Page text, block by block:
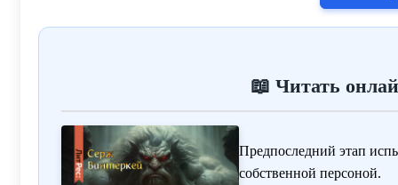
📖 Читать
Предпоследний этап
собственной персоной.